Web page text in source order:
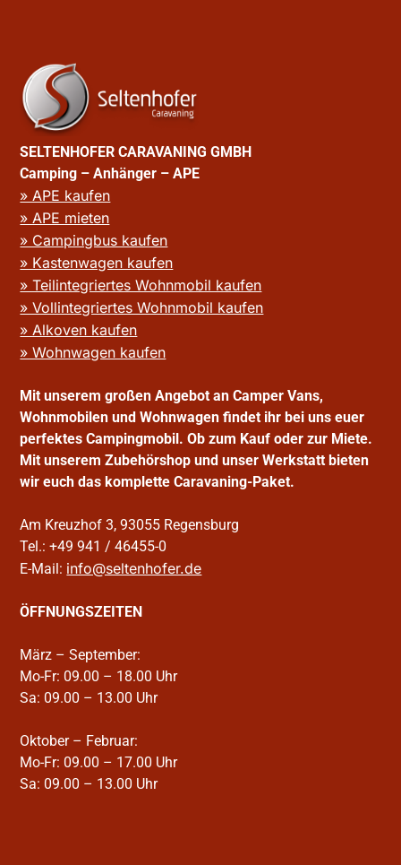
SELTENHOFER CARAVANING GMBH
Camping – Anhänger – APE
» APE kaufen
» APE mieten
» Campingbus kaufen
» Kastenwagen kaufen
» Teilintegriertes Wohnmobil kaufen
» Vollintegriertes Wohnmobil kaufen
» Alkoven kaufen
» Wohnwagen kaufen
Mit unserem großen Angebot an Camper Vans,
Wohnmobilen und Wohnwagen findet ihr bei uns euer
perfektes Campingmobil. Ob zum Kauf oder zur Miete.
Mit unserem Zubehörshop und unser Werkstatt bieten
wir euch das komplette Caravaning-Paket.
Am Kreuzhof 3, 93055 Regensburg
Tel.: +49 941 / 46455-0
E-Mail: info@seltenhofer.de
ÖFFNUNGSZEITEN
März – September:
Mo-Fr: 09.00 – 18.00 Uhr
Sa: 09.00 – 13.00 Uhr
Oktober – Februar:
Mo-Fr: 09.00 – 17.00 Uhr
Sa: 09.00 – 13.00 Uhr